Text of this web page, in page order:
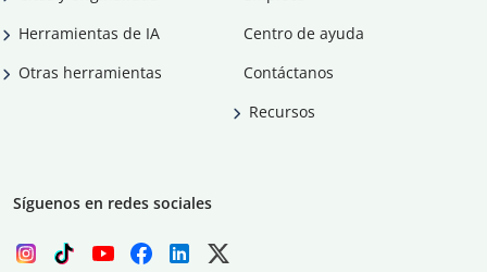
Herramientas de IA
Otras herramientas
Centro de ayuda
Contáctanos
Recursos
Síguenos en redes sociales